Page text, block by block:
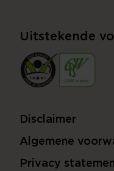
Uitstekende
Disclaimer
Algemene
Privacy